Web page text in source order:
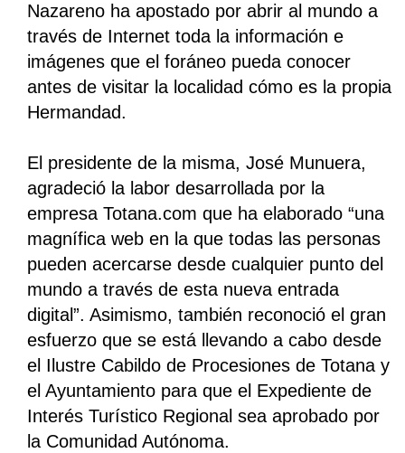
Nazareno ha apostado por abrir al mundo a
través de Internet toda la información e
imágenes que el foráneo pueda conocer
antes de visitar la localidad cómo es la propia
Hermandad.
El presidente de la misma, José Munuera,
agradeció la labor desarrollada por la
empresa Totana.com que ha elaborado “una
magnífica web en la que todas las personas
pueden acercarse desde cualquier punto del
mundo a través de esta nueva entrada
digital”. Asimismo, también reconoció el gran
esfuerzo que se está llevando a cabo desde
el Ilustre Cabildo de Procesiones de Totana y
el Ayuntamiento para que el Expediente de
Interés Turístico Regional sea aprobado por
la Comunidad Autónoma.